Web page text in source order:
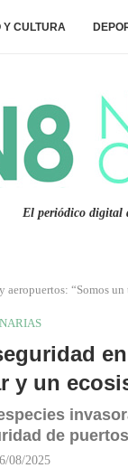
Y CULTURA
El periódico digital
“Somos
y un
de
08/2025